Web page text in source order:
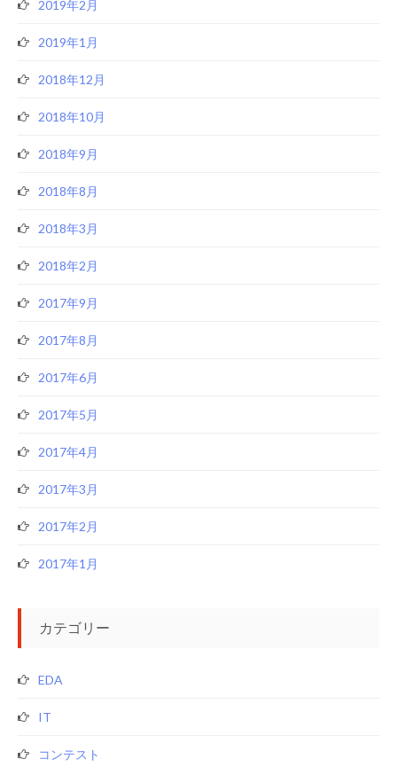
2019年2月
2019年1月
2018年12月
2018年10月
2018年9月
2018年8月
2018年3月
2018年2月
2017年9月
2017年8月
2017年6月
2017年5月
2017年4月
2017年3月
2017年2月
2017年1月
カテゴリー
EDA
IT
コンテスト